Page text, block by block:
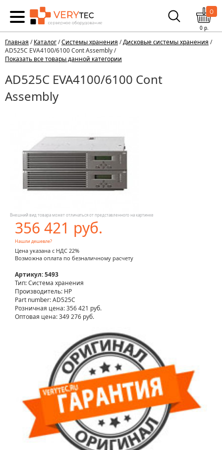
0
0р.
Главная /Каталог/Системы хранения /Дисковые системы хранения /
AD525C EVA4100/6100 Cont Assembly /
Показать все товары данной категории
AD525C EVA4100/6100 Cont
Assembly
Внешний вид товара может отличаться от представленного на картинке
356 421 руб.
Нашли дешевле?
Цена указана с НДС 22%
Возможна оплата по безналичному расчету
Артикул: 5493
Тип: Система хранения
Производитель: HP
Part number: AD525C
Розничная цена:356 421 руб.
Оптовая цена: 349 276 руб.